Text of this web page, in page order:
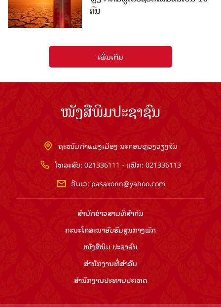
ຄົນ
ເພີ່ມເຕີມ
ໜັງສືພິມປະຊາຊົນ
ຖະໜົນກຳແພງເມືອງ ນະຄອນຫຼວງວຽງຈັນ
ໂທລະສັບ: 021336111 - ແຟັກ: 021336113
ອີເມວ: pasaxonn@yahoo.com
ສຳ​ນັກ​ຂ່າວ​ສານ​ທີ່​ສຳ​ຄັນ​
ຄະນະໂຄສະນາອົບຮົມ​ສູນ​ກາງ​ພັກ
ໜັງສືພິມ ປະ​ຊາ​ຊົນ
ສຳ​ນັກ​ງານ​ທີ່​ສຳ​ຄັນ
ສຳ​ນັກ​ງານ​ປະ​ທານ​ປະ​ເທດ